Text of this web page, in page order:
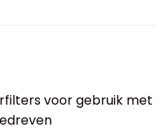
voor gebruik met